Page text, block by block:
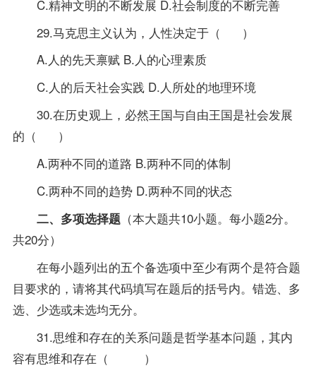
C.精神文明的不断发展 D.社会制度的不断完善
29.马克思主义认为，人性决定于（ ）
A.人的先天禀赋 B.人的心理素质
C.人的后天社会实践 D.人所处的地理环境
30.在历史观上，必然王国与自由王国是社会发展
的（ ）
A.两种不同的道路 B.两种不同的体制
C.两种不同的趋势 D.两种不同的状态
二、多项选择题（本大题共10小题。每小题2分。
共20分）
在每小题列出的五个备选项中至少有两个是符合题
目要求的，请将其代码填写在题后的括号内。错选、多
选、少选或未选均无分。
31.思维和存在的关系问题是哲学基本问题，其内
容有思维和存在（ ）